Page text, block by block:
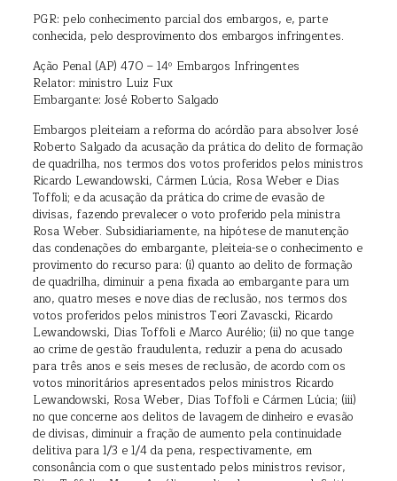
PGR: pelo conhecimento parcial dos embargos, e, parte
conhecida, pelo desprovimento dos embargos infringentes.
Ação Penal (AP) 470 – 14º Embargos Infringentes
Relator: ministro Luiz Fux
Embargante: José Roberto Salgado
Embargos pleiteiam a reforma do acórdão para absolver José
Roberto Salgado da acusação da prática do delito de formação
de quadrilha, nos termos dos votos proferidos pelos ministros
Ricardo Lewandowski, Cármen Lúcia, Rosa Weber e Dias
Toffoli; e da acusação da prática do crime de evasão de
divisas, fazendo prevalecer o voto proferido pela ministra
Rosa Weber. Subsidiariamente, na hipótese de manutenção
das condenações do embargante, pleiteia-se o conhecimento e
provimento do recurso para: (i) quanto ao delito de formação
de quadrilha, diminuir a pena fixada ao embargante para um
ano, quatro meses e nove dias de reclusão, nos termos dos
votos proferidos pelos ministros Teori Zavascki, Ricardo
Lewandowski, Dias Toffoli e Marco Aurélio; (ii) no que tange
ao crime de gestão fraudulenta, reduzir a pena do acusado
para três anos e seis meses de reclusão, de acordo com os
votos minoritários apresentados pelos ministros Ricardo
Lewandowski, Rosa Weber, Dias Toffoli e Cármen Lúcia; (iii)
no que concerne aos delitos de lavagem de dinheiro e evasão
de divisas, diminuir a fração de aumento pela continuidade
delitiva para 1/3 e 1/4 da pena, respectivamente, em
consonância com o que sustentado pelos ministros revisor,